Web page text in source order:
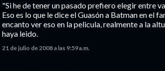
"Si he de tener un pasado prefiero elegir entre
Eso es lo que le dice el Guasón a Batman en el
encanto ver eso en la pelicula, realmente a la
haya leido.
21 de julio de 2008 a las 9:59 a.m.